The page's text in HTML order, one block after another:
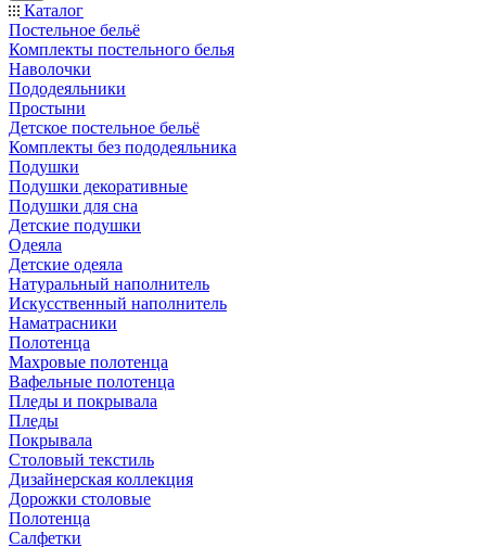
Каталог
Постельное бельё
Комплекты постельного белья
Наволочки
Пододеяльники
Простыни
Детское постельное бельё
Комплекты без пододеяльника
Подушки
Подушки декоративные
Подушки для сна
Детские подушки
Одеяла
Детские одеяла
Натуральный наполнитель
Искуcственный наполнитель
Наматрасники
Полотенца
Махровые полотенца
Вафельные полотенца
Пледы и покрывала
Пледы
Покрывала
Столовый текстиль
Дизайнерская коллекция
Дорожки столовые
Полотенца
Салфетки